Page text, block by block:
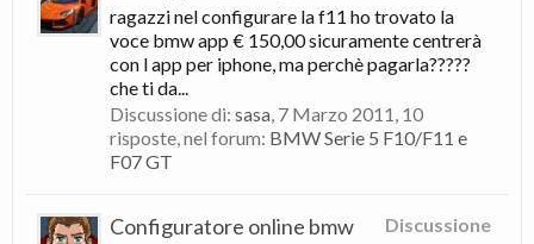
ragazzi nel configurare la f11 ho trovato la
voce bmw app € 150,00 sicuramente centrerà
con l app per iphone, ma perchè pagarla?????
che ti da...
Discussione di: sasa, 7 Marzo 2011, 10
risposte, nel forum: BMW Serie 5 F10/F11 e
F07 GT
Discussione
Configuratore online bmw